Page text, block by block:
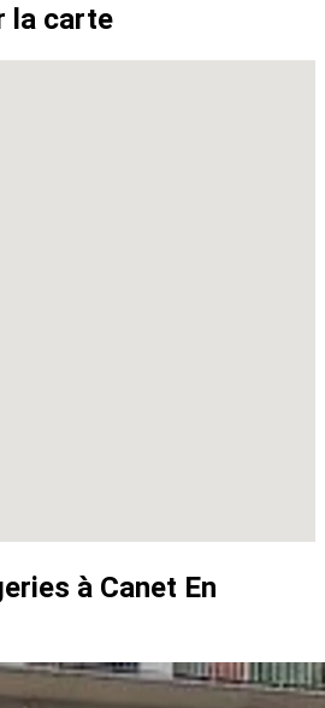
la carte
à Canet En